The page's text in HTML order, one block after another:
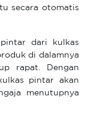
secara otomatis
dari kulkas
di dalamnya
rapat. Dengan
pintar akan
menutupnya